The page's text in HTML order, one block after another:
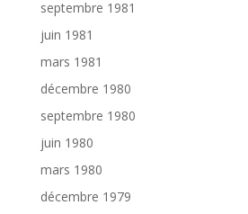
septembre 1981
juin 1981
mars 1981
décembre 1980
septembre 1980
juin 1980
mars 1980
décembre 1979